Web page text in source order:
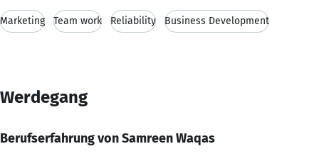
Marketing Team work Reliability Business Development
Werdegang
Berufserfahrung von Samreen Waqas